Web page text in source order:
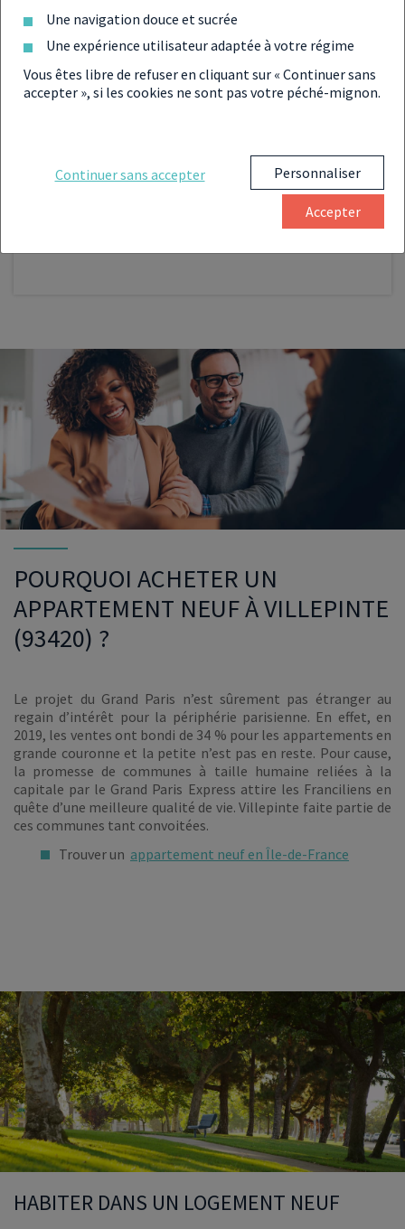
LMNP LMP
T5
POURQUOI ACHETER UN
APPARTEMENT NEUF À VILLEPINTE
(93420) ?
Le projet du Grand Paris n’est sûrement pas étranger au
regain d’intérêt pour la périphérie parisienne. En effet, en
2019, les ventes ont bondi de 34 % pour les appartements en
grande couronne et la petite n’est pas en reste. Pour cause,
la promesse de communes à taille humaine reliées à la
capitale par le Grand Paris Express attire les Franciliens en
quête d’une meilleure qualité de vie. Villepinte faite partie de
ces communes tant convoitées.
Trouver un appartement neuf en Île-de-France
HABITER DANS UN LOGEMENT NEUF
Une navigation douce et sucrée
Une expérience utilisateur adaptée à votre régime
Vous êtes libre de refuser en cliquant sur « Continuer sans
accepter », si les cookies ne sont pas votre péché-mignon.
Continuer sans accepter Personnaliser
Accepter